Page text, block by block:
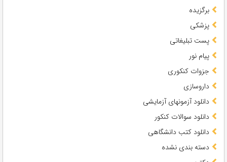
برگزیده
پزشکی
پست تبلیغاتی
پیام نور
جزوات کنکوری
داروسازی
دانلود آزمونهای آزمایشی
دانلود سوالات کنکور
دانلود کتب دانشگاهی
دسته بندی نشده